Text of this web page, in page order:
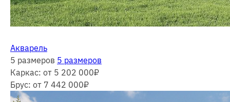
Акварель
5 размеров 5 размеров
Каркас: от 5 202 000₽
Брус: от 7 442 000₽